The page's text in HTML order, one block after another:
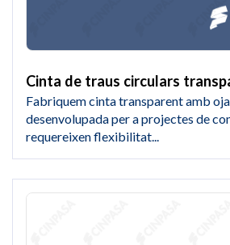
Cinta de traus circulars
Fabriquem cinta transparent amb
desenvolupada per a projectes de
requereixen flexibilitat...